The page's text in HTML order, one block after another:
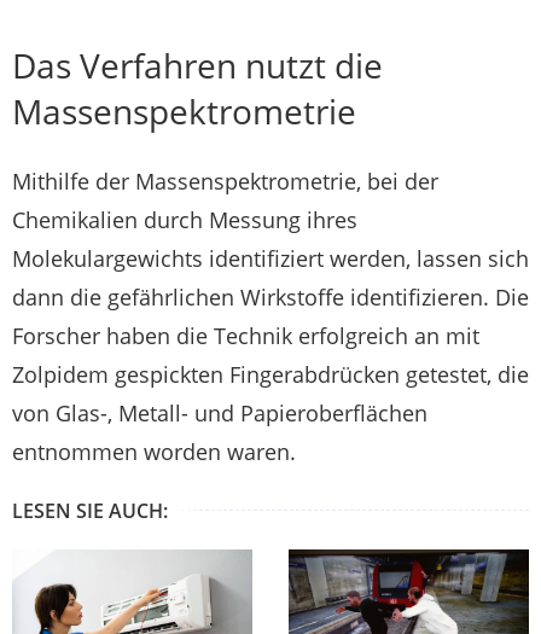
Das Verfahren nutzt die
Massenspektrometrie
Mithilfe der Massenspektrometrie, bei der
Chemikalien durch Messung ihres
Molekulargewichts identifiziert werden, lassen sich
dann die gefährlichen Wirkstoffe identifizieren. Die
Forscher haben die Technik erfolgreich an mit
Zolpidem gespickten Fingerabdrücken getestet, die
von Glas-, Metall- und Papieroberflächen
entnommen worden waren.
LESEN SIE AUCH: